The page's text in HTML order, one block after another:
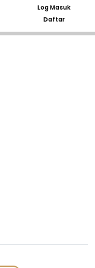
Log Masuk
Daftar